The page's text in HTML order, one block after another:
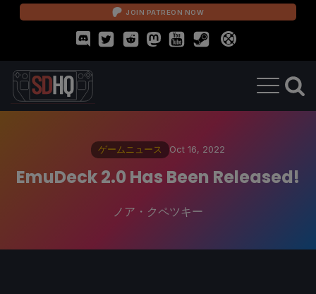
JOIN PATREON NOW
ゲームニュース Oct 16, 2022
EmuDeck 2.0 Has Been Released!
ノア・クペツキー